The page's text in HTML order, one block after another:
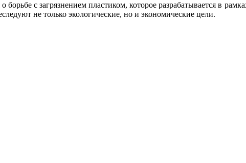
борьбе с загрязнением пластиком, которое разрабатывается в
не только экологические, но и экономические цели.